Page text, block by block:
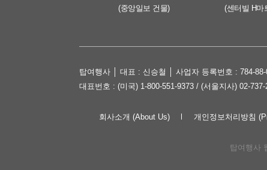
(중앙일보 건물)
(센터빌 H마
탑여행사 │ 대표 : 신승철 │ 사업자 등록번호 : 784-88-
대표번호 : (미국) 1-800-551-9373 / (서울지사) 02-
회사소개 (About Us) 개인정보처리방침
탑여행사